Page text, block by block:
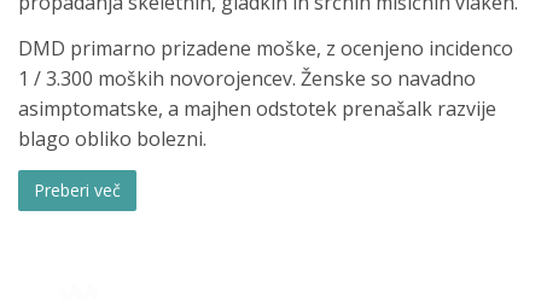
DMD primarno prizadene moške, z ocenjeno incidenco
1 / 3.300 moških novorojencev. Ženske so navadno
asimptomatske, a majhen odstotek prenašalk razvije
blago obliko bolezni.
Preberi več